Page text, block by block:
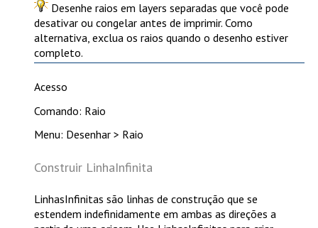
Desenhe raios em layers separadas que você pode
desativar ou congelar antes de imprimir. Como
alternativa, exclua os raios quando o desenho estiver
completo.
Acesso
Comando: Raio
Menu: Desenhar > Raio
Construir LinhaInfinita
LinhasInfinitas são linhas de construção que se
estendem indefinidamente em ambas as direções a